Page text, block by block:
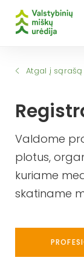
Atgal į sąrašą
Valdome
plotus,
kuriame
skatiname